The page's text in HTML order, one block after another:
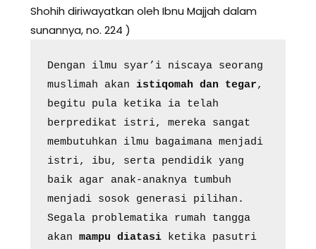
Shohih diriwayatkan oleh Ibnu Majjah dalam
sunannya, no. 224 )
Dengan ilmu syar’i niscaya seorang
muslimah akan istiqomah dan tegar,
begitu pula ketika ia telah
berpredikat istri, mereka sangat
membutuhkan ilmu bagaimana menjadi
istri, ibu, serta pendidik yang
baik agar anak-anaknya tumbuh
menjadi sosok generasi pilihan.
Segala problematika rumah tangga
akan mampu diatasi ketika pasutri